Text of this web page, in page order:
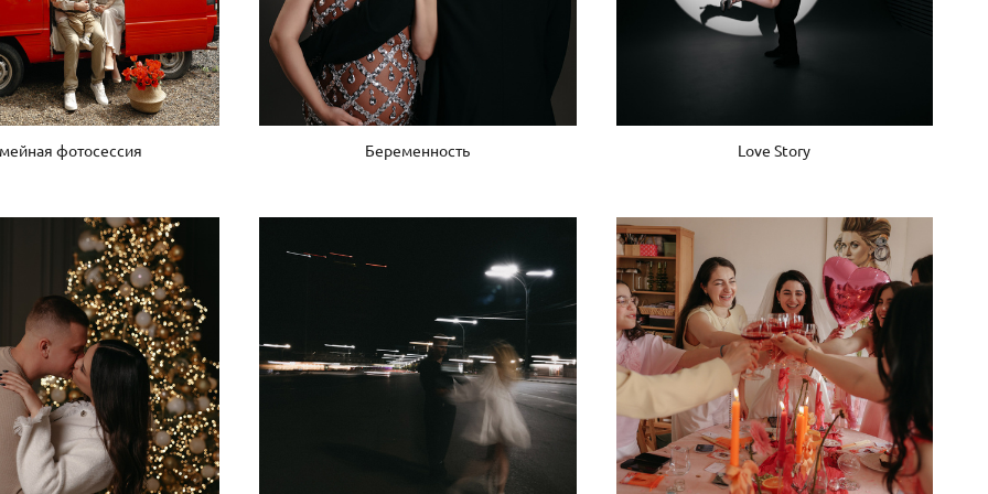
фотосессия Беременность Love Story